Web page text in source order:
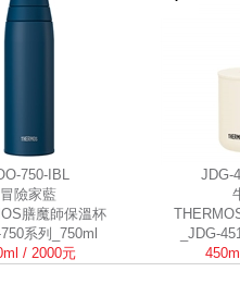
750-IBL
冒險家藍
膳魔師保溫杯
750系列_750ml
/ 2000元
JDG-
_JDG-